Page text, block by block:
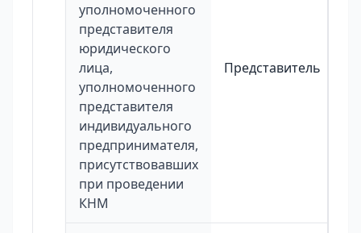
уполномоченного
представителя
юридического
лица,
уполномоченного
представителя
индивидуального
предпринимателя,
присутствовавших
при проведении
КНМ
Представитель